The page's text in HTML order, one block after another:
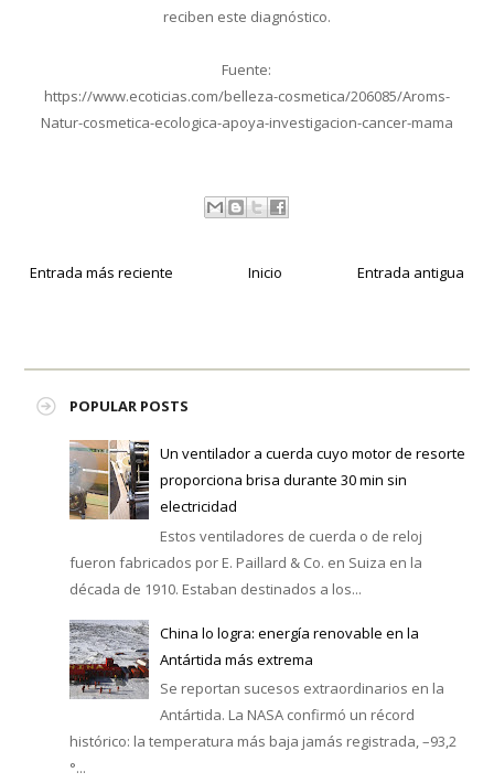
reciben este diagnóstico.
Fuente:
https://www.ecoticias.com/belleza-cosmetica/206085/Aroms-
Natur-cosmetica-ecologica-apoya-investigacion-cancer-mama
Entrada más reciente Entrada antigua
Inicio
POPULAR POSTS
Un ventilador a cuerda cuyo motor de resorte
proporciona brisa durante 30 min sin
electricidad
Estos ventiladores de cuerda o de reloj
fueron fabricados por E. Paillard & Co. en Suiza en la
década de 1910. Estaban destinados a los...
China lo logra: energía renovable en la
Antártida más extrema
Se reportan sucesos extraordinarios en la
Antártida. La NASA confirmó un récord
histórico: la temperatura más baja jamás registrada, –93,2
°...